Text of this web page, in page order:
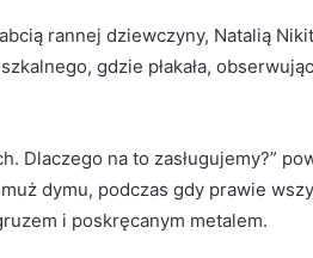
rannej dziewczyny, Natalią
gdzie płakała,
Dlaczego na to zasługujemy?”
dymu, podczas gdy prawie
i poskręcanym metalem.